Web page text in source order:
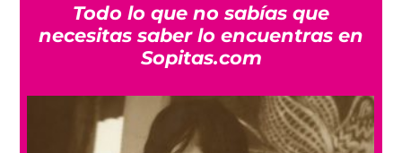
Todo lo que no sabías que
necesitas saber lo encuentras en
Sopitas.com